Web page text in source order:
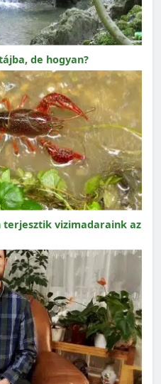
de hogyan?
terjesztik vizimadaraink az